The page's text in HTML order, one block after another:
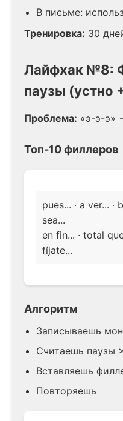
В письме:
Тренировка: 30
Лайфхак №8:
паузы (устно
Проблема: «э-э-э»
Топ-10 филлеров
pues... · a ver... ·
sea...
en fin... · total
fíjate...
Алгоритм
Записываешь
Считаешь паузы
Вставляешь
Повторяешь